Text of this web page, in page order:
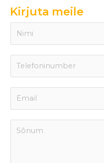
Kirjuta meile